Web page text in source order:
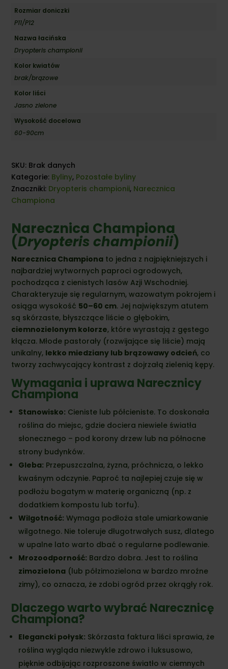
Rozmiar doniczki
P11/P12
Nazwa łacińska
Dryopteris championii
Kolor kwiatów
brak/brązowe
Kolor liści
Jasno zielone
Wysokość docelowa
60-90cm
SKU: Brak danych
Kategorie: Byliny, Pozostałe byliny
Znaczniki: Dryopteris championii, Narecznica
Championa
Narecznica Championa
(Dryopteris championii)
Narecznica Championa to jedna z najpiękniejszych i
najbardziej wytwornych paproci ogrodowych,
pochodząca z cienistych lasów Azji Wschodniej.
Charakteryzuje się regularnym, wazowatym pokrojem i
osiąga wysokość 50–60 cm. Jej największym atutem
są skórzaste, błyszczące liście o głębokim,
ciemnozielonym kolorze, które wyrastają z gęstego
kłącza. Młode pastorały (rozwijające się liście) mają
unikalny, lekko miedziany lub brązowawy odcień, co
tworzy zachwycający kontrast z dojrzałą zielenią kępy.
Wymagania i uprawa Narecznicy
Championa
Stanowisko: Cieniste lub półcieniste. To doskonała
roślina do miejsc, gdzie dociera niewiele światła
słonecznego – pod korony drzew lub na północne
strony budynków.
Gleba: Przepuszczalna, żyzna, próchnicza, o lekko
kwaśnym odczynie. Paproć ta najlepiej czuje się w
podłożu bogatym w materię organiczną (np. z
dodatkiem kompostu lub torfu).
Wilgotność: Wymaga podłoża stale umiarkowanie
wilgotnego. Nie toleruje długotrwałych susz, dlatego
w upalne lato warto dbać o regularne podlewanie.
Mrozoodporność: Bardzo dobra. Jest to roślina
zimozielona (lub półzimozielona w bardzo mroźne
zimy), co oznacza, że zdobi ogród przez okrągły rok.
Dlaczego warto wybrać Narecznicę
Championa?
Elegancki połysk: Skórzasta faktura liści sprawia, że
roślina wygląda niezwykle zdrowo i luksusowo,
pięknie odbijając rozproszone światło w ciemnych